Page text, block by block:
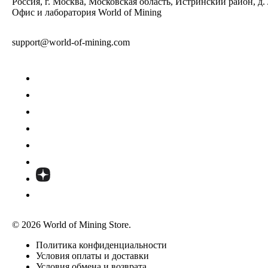
Офис и лаборатория World of Mining
support@world-of-mining.com
© 2026 World of Mining Store.
Политика конфиденциальности
Условия оплаты и доставки